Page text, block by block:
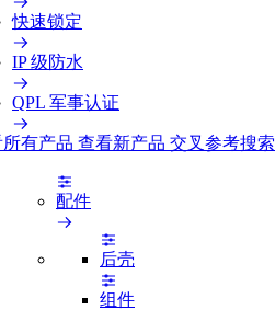
快速锁定
IP 级防水
QPL 军事认证
有产品 查看新产品 交叉参考搜索
配件
后壳
组件